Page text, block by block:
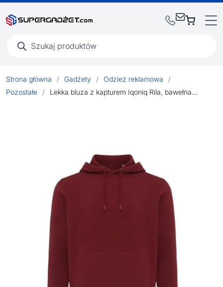
produktów
Strona główna / Gadżety / Odzież reklamowa
/
Pozostałe
/ Lekka bluza z kapturem Iqoniq Rila, bawełna z recyklingu